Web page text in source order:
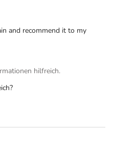
and recommend it to my
hilfreich.